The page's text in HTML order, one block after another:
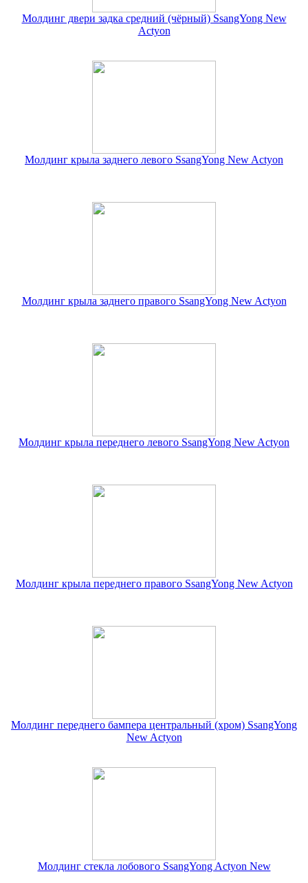
Молдинг двери задка средний (чёрный) SsangYong New
Actyon
Молдинг крыла заднего левого SsangYong New Actyon
Молдинг крыла заднего правого SsangYong New Actyon
Молдинг крыла переднего левого SsangYong New Actyon
Молдинг крыла переднего правого SsangYong New Actyon
Молдинг переднего бампера центральный (хром) SsangYong
New Actyon
Молдинг стекла лобового SsangYong Actyon New